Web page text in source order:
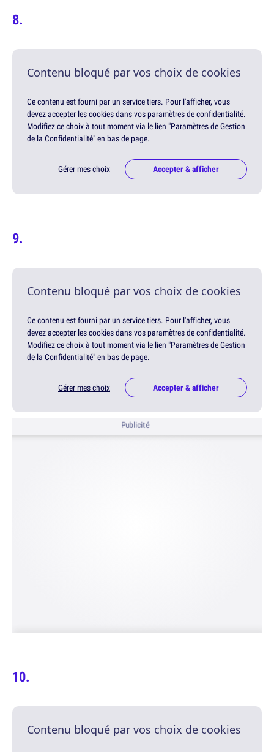
Contenu bloqué par vos choix de cookies
Ce contenu est fourni par un service tiers. Pour l'afficher, vous
devez accepter les cookies dans vos paramètres de confidentialité.
Modifiez ce choix à tout moment via le lien "Paramètres de Gestion
de la Confidentialité" en bas de page.
Gérer mes choix Accepter & afficher
Contenu bloqué par vos choix de cookies
Ce contenu est fourni par un service tiers. Pour l'afficher, vous
devez accepter les cookies dans vos paramètres de confidentialité.
Modifiez ce choix à tout moment via le lien "Paramètres de Gestion
de la Confidentialité" en bas de page.
Gérer mes choix Accepter & afficher
Publicité
Contenu bloqué par vos choix de cookies